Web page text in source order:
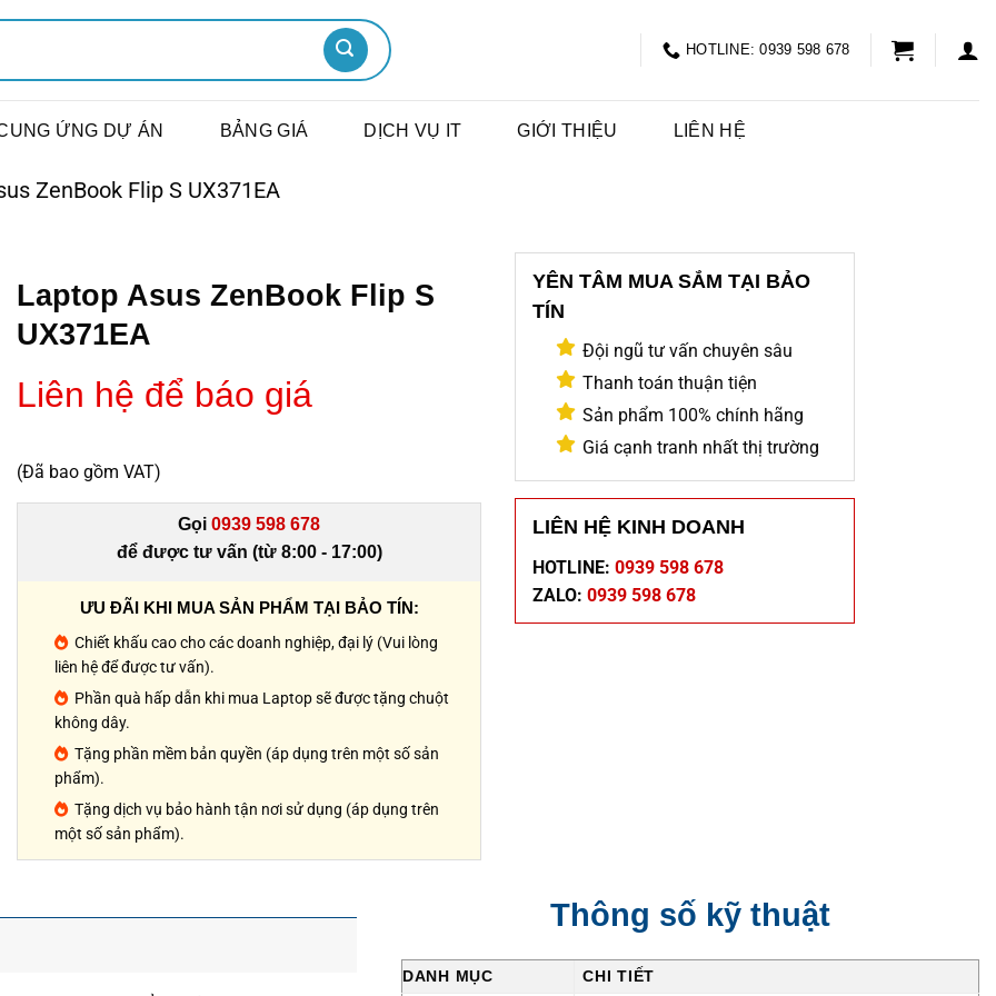
HOTLINE: 0939 598 678
ỨNG DỰ ÁN BẢNG GIÁ DỊCH VỤ IT GIỚI THIỆU LIÊN HỆ
ZenBook Flip S UX371EA
Laptop Asus ZenBook Flip S
UX371EA
Liên hệ để báo giá
(Đã bao gồm VAT)
Gọi 0939 598 678
để được tư vấn (từ 8:00 - 17:00)
ƯU ĐÃI KHI MUA SẢN PHẨM TẠI BẢO TÍN:
Chiết khấu cao cho các doanh nghiệp, đại lý (Vui lòng
liên hệ để được tư vấn).
Phần quà hấp dẫn khi mua Laptop sẽ được tặng chuột
không dây.
Tặng phần mềm bản quyền (áp dụng trên một số sản
phẩm).
Tặng dịch vụ bảo hành tận nơi sử dụng (áp dụng trên
một số sản phẩm).
YÊN TÂM MUA SẮM TẠI BẢO
TÍN
Đội ngũ tư vấn chuyên sâu
Thanh toán thuận tiện
Sản phẩm 100% chính hãng
Giá cạnh tranh nhất thị trường
LIÊN HỆ KINH DOANH
HOTLINE: 0939 598 678
ZALO: 0939 598 678
Thông số kỹ thuật
DANH MỤC
CHI TIẾT